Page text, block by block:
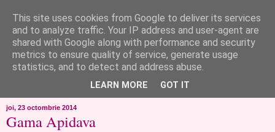
like ?...or not!
..de toate!!!!!..alandala...cum imi trec prin minte..si cum am
chef..incercate pe pielea mea..
joi, 23 octombrie 2014
Gama Apidava
This site uses cookies from Google to deliver its services
and to analyze traffic. Your IP address and user-agent are
shared with Google along with performance and security
metrics to ensure quality of service, generate usage
statistics, and to detect and address abuse.
LEARN MORE GOT IT